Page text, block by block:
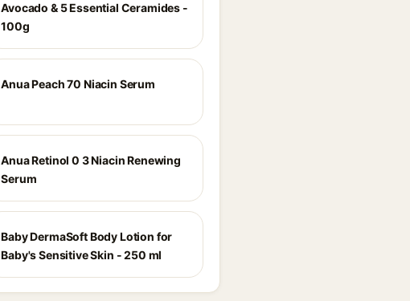
Avocado & 5 Essential Ceramides -
100g
Anua Peach 70 Niacin Serum
Anua Retinol 0 3 Niacin Renewing
Serum
Baby DermaSoft Body Lotion for
Baby's Sensitive Skin - 250 ml